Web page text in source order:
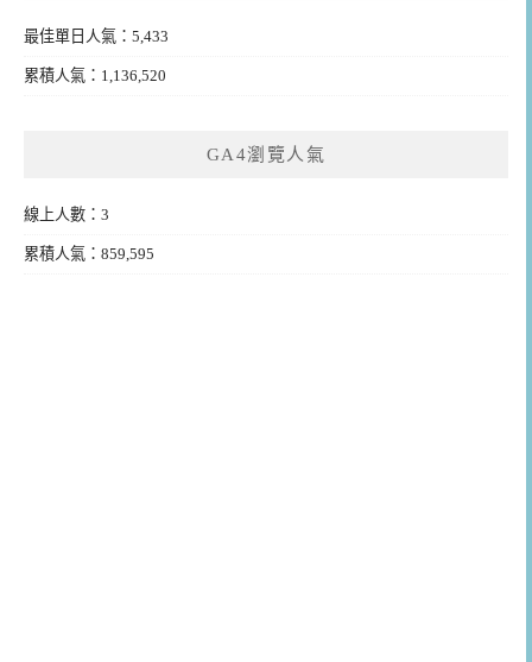
最佳單日人氣：5,433
累積人氣：1,136,520
GA4瀏覽人氣
線上人數：3
累積人氣：859,595